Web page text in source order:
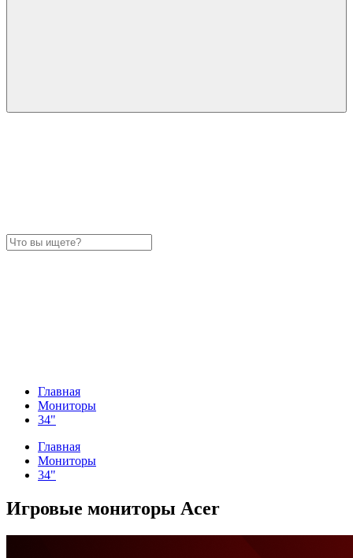
Главная
Мониторы
34"
Главная
Мониторы
34"
Игровые мониторы Acer